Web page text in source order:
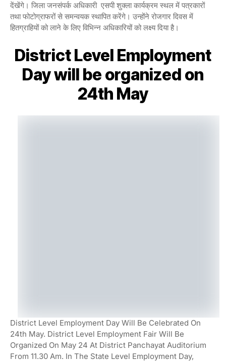
देंखेंगे। जिला जनसंपर्क अधिकारी एसपी शुक्ला कार्यक्रम स्थल में पत्रकारों
तथा फोटोग्राफरों से समन्वयक स्थापित करेंगे। उन्होंने रोजगार दिवस में
हितग्राहियों को लाने के लिए विभिन्न अधिकारियों को लक्ष्य दिया है।
District Level Employment
Day will be organized on
24th May
District Level Employment Day Will Be Celebrated On
24th May. District Level Employment Fair Will Be
Organized On May 24 At District Panchayat Auditorium
From 11.30 Am. In The State Level Employment Day,